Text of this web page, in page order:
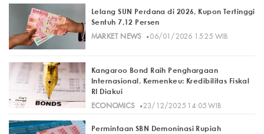
Lelang SUN Perdana di 2026, Kupon Tertinggi
Sentuh 7,12 Persen
MARKET NEWS· 06/01/2026 15:25 WIB
Kangaroo Bond Raih Penghargaan
Internasional, Kemenkeu: Kredibilitas Fiskal
RI Diakui
ECONOMICS· 23/12/2025 14:05 WIB
Permintaan SBN Demoninasi Rupiah